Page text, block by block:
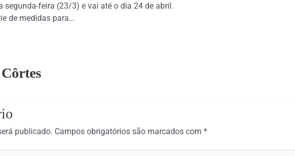
segunda-feira (23/3) e vai até o dia 24 de abril.
de medidas para…
publicado. Campos obrigatórios são marcados com *